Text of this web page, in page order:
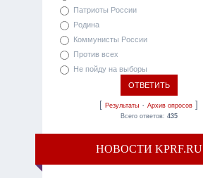
Патриоты России
Родина
Коммунисты России
Против всех
Не пойду на выборы
[Результаты ·Архив опросов ]
Всего ответов: 435
НОВОСТИ KPRF.RU